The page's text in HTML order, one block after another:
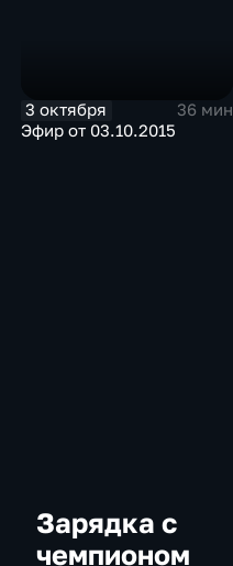
3 октября
36 мин
Эфир от 03.10.2015
Зарядка с
чемпионом